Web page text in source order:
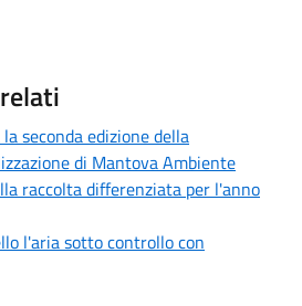
seconda edizione della
di Mantova Ambiente
raccolta differenziata per l'anno
l'aria sotto controllo con